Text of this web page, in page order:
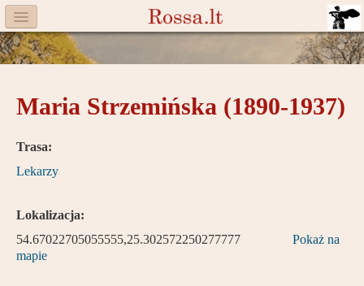
Menu
Facebook
Komitet
Książka
Cegiełki
Maria Strzemińska (1890-1937)
Trasa:
Lekarzy
Lokalizacja:
54.67022705055555,25.302572250277777
Pokaż na
mapie